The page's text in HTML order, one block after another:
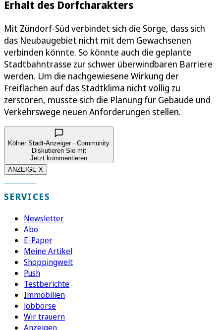
Erhalt des Dorfcharakters
Mit Zündorf-Süd verbindet sich die Sorge, dass sich
das Neubaugebiet nicht mit dem Gewachsenen
verbinden könnte. So könnte auch die geplante
Stadtbahntrasse zur schwer überwindbaren Barriere
werden. Um die nachgewiesene Wirkung der
Freiflächen auf das Stadtklima nicht völlig zu
zerstören, müsste sich die Planung für Gebäude und
Verkehrswege neuen Anforderungen stellen.
Kölner Stadt-Anzeiger · Community
Diskutieren Sie mit
Jetzt kommentieren
ANZEIGE X
SERVICES
Newsletter
Abo
E-Paper
Meine Artikel
Shoppingwelt
Push
Testberichte
Immobilien
Jobbörse
Wir trauern
Anzeigen